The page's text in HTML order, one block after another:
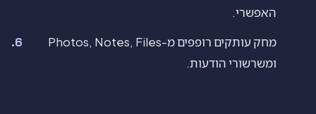
האפשרי.
מחק עותקים רופפים מ-Photos, Notes, Files
ומשרשורי הודעות.